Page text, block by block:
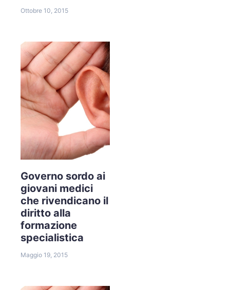
Ottobre 10, 2015
Governo sordo ai
giovani medici
che rivendicano il
diritto alla
formazione
specialistica
Maggio 19, 2015